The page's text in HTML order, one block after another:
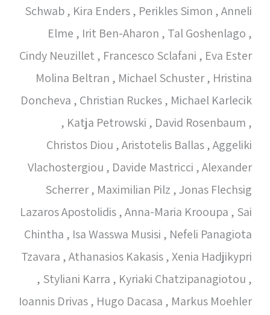
Schwab , Kira Enders , Perikles Simon , Anneli
Elme , Irit Ben-Aharon , Tal Goshenlago ,
Cindy Neuzillet , Francesco Sclafani , Eva Ester
Molina Beltran , Michael Schuster , Hristina
Doncheva , Christian Ruckes , Michael Karlecik
, Katja Petrowski , David Rosenbaum ,
Christos Diou , Aristotelis Ballas , Aggeliki
Vlachostergiou , Davide Mastricci , Alexander
Scherrer , Maximilian Pilz , Jonas Flechsig
Lazaros Apostolidis , Anna-Maria Krooupa , Sai
Chintha , Isa Wasswa Musisi , Nefeli Panagiota
Tzavara , Athanasios Kakasis , Xenia Hadjikypri
, Styliani Karra , Kyriaki Chatzipanagiotou ,
Ioannis Drivas , Hugo Dacasa , Markus Moehler